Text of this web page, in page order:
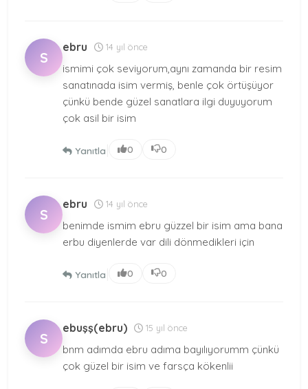
S
ebru 14 yıl önce
ismimi çok seviyorum,aynı zamanda bir resim
sanatınada isim vermiş, benle çok örtüşüyor
çünkü bende güzel sanatlara ilgi duyuyorum
çok asil bir isim
Yanıtla 0 0
S
ebru 14 yıl önce
benimde ismim ebru güzzel bir isim ama bana
erbu diyenlerde var dili dönmedikleri için
Yanıtla 0 0
S
ebuşş(ebru) 15 yıl önce
bnm adımda ebru adıma bayılıyorumm çünkü
çok güzel bir isim ve farsça kökenlii